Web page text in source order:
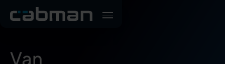
Van